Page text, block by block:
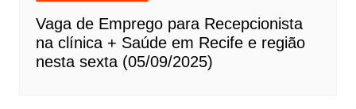
Vaga de Emprego para Recepcionista
na clínica + Saúde em Recife e região
nesta sexta (05/09/2025)